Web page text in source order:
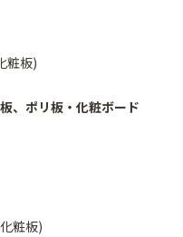
粧板)
、ポリ板・化粧ボード
粧板)